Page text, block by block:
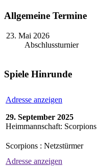
Allgemeine Termine
23. Mai 2026
Abschlussturnier
Spiele Hinrunde
Adresse anzeigen
29. September 2025
Heimmannschaft: Scorpions
Scorpions : Netzstürmer
Adresse anzeigen